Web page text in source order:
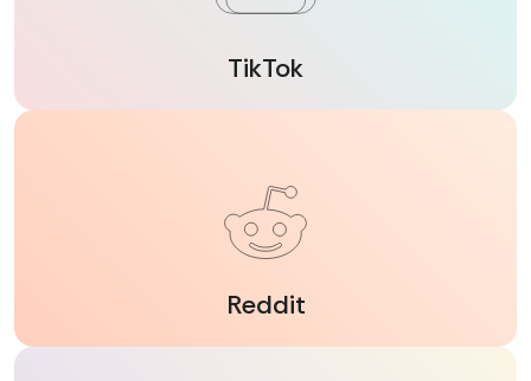
TikTok
Reddit